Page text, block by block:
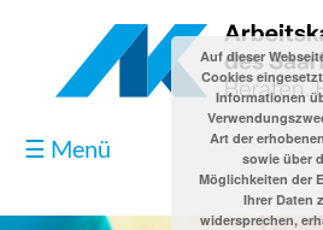
☰ Menü
Auf dieser
Cookies
Informationen
Art der
sowie über
Möglichkeiten der
Ihrer Daten
widersprechen,